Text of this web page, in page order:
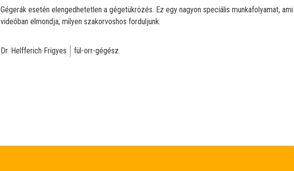
Gégerák esetén elengedhetetlen a gégetükrözés. Ez egy nagyon speciális munkafolyamat,
videóban elmondja, milyen szakorvoshos forduljunk.
Dr. Helfferich Frigyes fül-orr-gégész